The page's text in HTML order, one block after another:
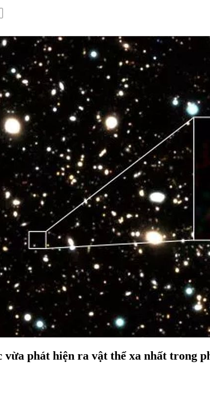
vừa phát hiện ra vật thể xa nhất trong